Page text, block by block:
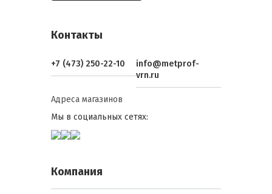
Контакты
+7 (473) 250-22-10
info@metprof-
vrn.ru
Адреса магазинов
Мы в социальных сетях:
Компания